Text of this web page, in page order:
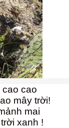
cao
mây trời!
mai
xanh !